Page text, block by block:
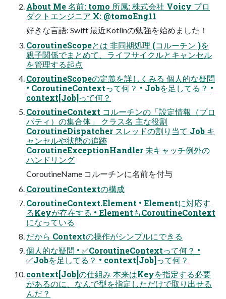
About Me 名前: tomo 所属: 株式会社 Voicy プロ
ダクトエンジニア X: @tomoEng11
好きな言語: Swift 最近Kotlinの勉強を始めました！
CoroutineScopeとは 非同期処理 (コルーチン )を
親子関係でまとめて、ライフサイクルとキャンセル
を管理する起点
CoroutineScopeの定義を詳しくみる 個人的な疑問
• CoroutineContextって何？ • Jobを足してる？ •
context[Job]って何？
CoroutineContext コルーチンの「設定情報（プロ
パティ）の集合体」 クラス名 主な役割
CoroutineDispatcher スレッドの割り当て Job キ
ャンセルや状態の追跡
CoroutineExceptionHandler 未キャッチ例外の
ハンドリング
CoroutineName コルーチンに名前を付与
CoroutineContextの構成
CoroutineContext.Element • Elementに対応す
るKeyが存在する • ElementもCoroutineContext
になっている
だから Contextの操作がシンプルにできる
個人的な疑問 • ✅CoroutineContextって何？ •
✅Jobを足してる？ • context[Job]って何？
context[Job]の仕組み 本来はKeyを指定する必要
があるのに、なんで型を指定しただけで取り出せる
んだ？